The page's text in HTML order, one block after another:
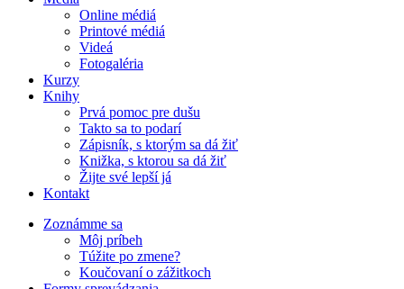
Online médiá
Printové médiá
Videá
Fotogaléria
Kurzy
Knihy
Prvá pomoc pre dušu
Takto sa to podarí
Zápisník, s ktorým sa dá žiť
Knižka, s ktorou sa dá žiť
Žijte své lepší já
Kontakt
Zoznámme sa
Môj príbeh
Túžite po zmene?
Koučovaní o zážitkoch